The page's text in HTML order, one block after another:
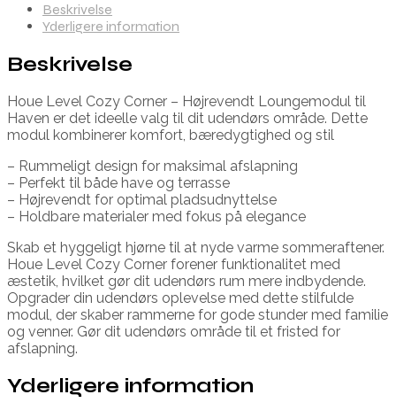
Beskrivelse
Yderligere information
Beskrivelse
Houe Level Cozy Corner – Højrevendt Loungemodul til
Haven er det ideelle valg til dit udendørs område. Dette
modul kombinerer komfort, bæredygtighed og stil
– Rummeligt design for maksimal afslapning
– Perfekt til både have og terrasse
– Højrevendt for optimal pladsudnyttelse
– Holdbare materialer med fokus på elegance
Skab et hyggeligt hjørne til at nyde varme sommeraftener.
Houe Level Cozy Corner forener funktionalitet med
æstetik, hvilket gør dit udendørs rum mere indbydende.
Opgrader din udendørs oplevelse med dette stilfulde
modul, der skaber rammerne for gode stunder med familie
og venner. Gør dit udendørs område til et fristed for
afslapning.
Yderligere information